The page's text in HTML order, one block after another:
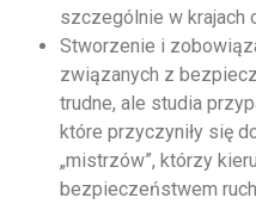
szczególnie w krajach
Stworzenie i
związanych z
trudne, ale studia
które przyczyniły się
„mistrzów”, którzy
bezpieczeństwem